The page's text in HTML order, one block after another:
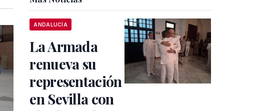
ANDALUCÍA
La Armada
renueva su
representación
en Sevilla con